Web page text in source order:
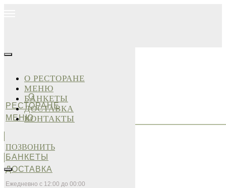
О
РЕСТОРАНЕ
МЕНЮ
БАНКЕТЫ
ДОСТАВКА
Ежедневно с 12:00 до 00:00
О РЕСТОРАНЕ
МЕНЮ
БАНКЕТЫ
ДОСТАВКА
КОНТАКТЫ
ПОЗВОНИТЬ